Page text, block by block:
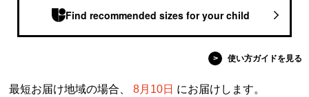
Find recommended sizes for your child
> 使い方ガイドを見る
最短お届け地域の場合、 8月10日 にお届けします。